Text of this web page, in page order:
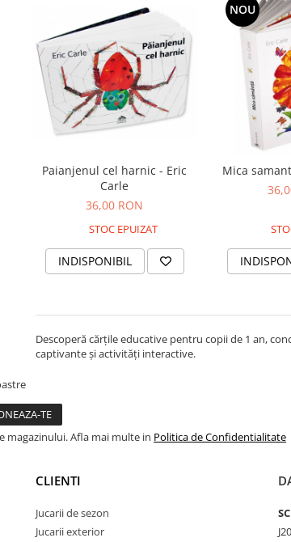
Paianjenul cel harnic - Eric
Carle
36,00 RON
STOC EPUIZAT
INDISPONIBIL
NOU
Mica
Descoperă cărțile educative pentru copii de 1 an,
captivante și activități interactive.
magazinului. Afla mai multe in Politica de Confidentialitate
CLIENTI
Jucarii de sezon
Jucarii exterior